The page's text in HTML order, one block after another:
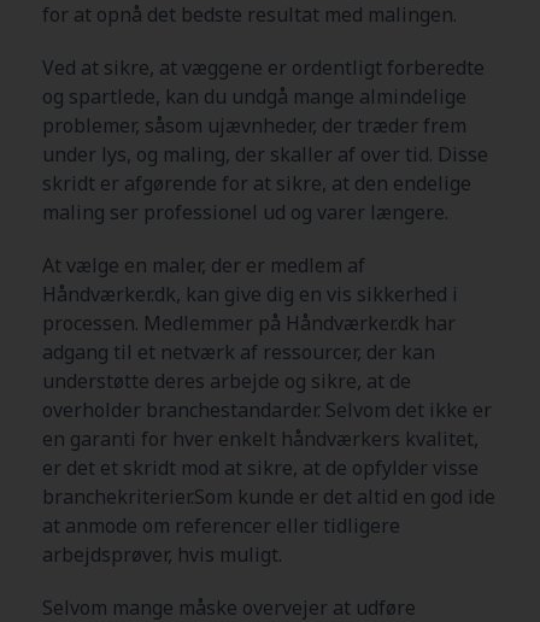
for at opnå det bedste resultat med malingen.
Ved at sikre, at væggene er ordentligt forberedte
og spartlede, kan du undgå mange almindelige
problemer, såsom ujævnheder, der træder frem
under lys, og maling, der skaller af over tid. Disse
skridt er afgørende for at sikre, at den endelige
maling ser professionel ud og varer længere.
At vælge en maler, der er medlem af
Håndværker.dk, kan give dig en vis sikkerhed i
processen. Medlemmer på Håndværker.dk har
adgang til et netværk af ressourcer, der kan
understøtte deres arbejde og sikre, at de
overholder branchestandarder. Selvom det ikke er
en garanti for hver enkelt håndværkers kvalitet,
er det et skridt mod at sikre, at de opfylder visse
branchekriterier.Som kunde er det altid en god ide
at anmode om referencer eller tidligere
arbejdsprøver, hvis muligt.
Selvom mange måske overvejer at udføre